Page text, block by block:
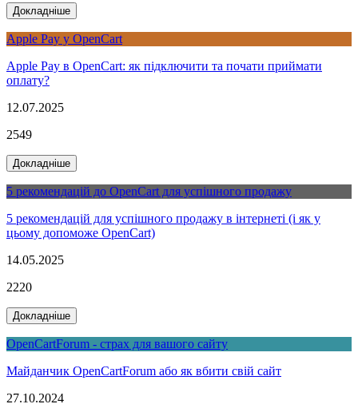
Докладніше
Apple Pay у OpenCart
Apple Pay в OpenCart: як підключити та почати приймати
оплату?
12.07.2025
2549
Докладніше
5 рекомендацій до OpenCart для успішного продажу
5 рекомендацій для успішного продажу в інтернеті (і як у
цьому допоможе OpenCart)
14.05.2025
2220
Докладніше
OpenCartForum - страх для вашого сайту
Майданчик OpenCartForum або як вбити свій сайт
27.10.2024